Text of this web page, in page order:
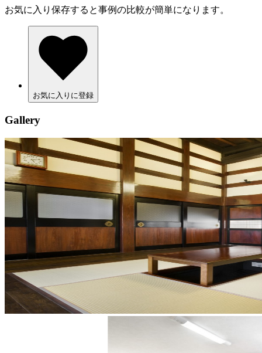
お気に入り保存すると事例の比較が簡単になります。
お気に入りに登録
Gallery